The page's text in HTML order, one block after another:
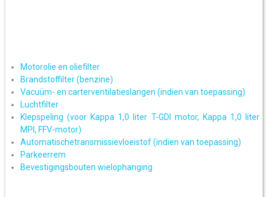
Motorolie en oliefilter
Brandstoffilter (benzine)
Vacuüm- en carterventilatieslangen (indien van toepassing)
Luchtfilter
Klepspeling (voor Kappa 1,0 liter T-GDI motor, Kappa 1,0 liter
MPI, FFV-motor)
Automatischetransmissievloeistof (indien van toepassing)
Parkeerrem
Bevestigingsbouten wielophanging